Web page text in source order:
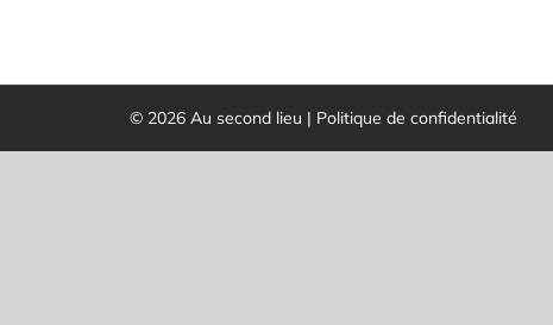
© 2026 Au second lieu | Politique de confidentialité